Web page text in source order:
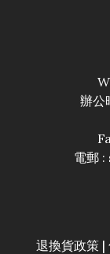
辦公
電郵
退換貨政策 |